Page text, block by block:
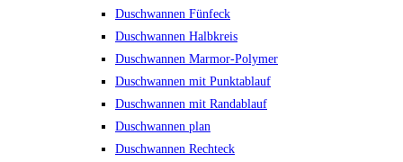
Duschwannen Fünfeck
Duschwannen Halbkreis
Duschwannen Marmor-Polymer
Duschwannen mit Punktablauf
Duschwannen mit Randablauf
Duschwannen plan
Duschwannen Rechteck